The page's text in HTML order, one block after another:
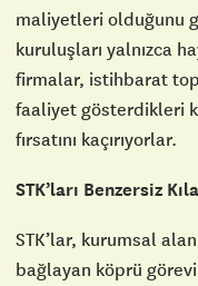
maliyetleri olduğunu
kuruluşları yalnızca
firmalar, istihbarat
faaliyet gösterdikleri
fırsatını kaçırıyorlar.
STK’ları Benzersiz
STK’lar, kurumsal
bağlayan köprü